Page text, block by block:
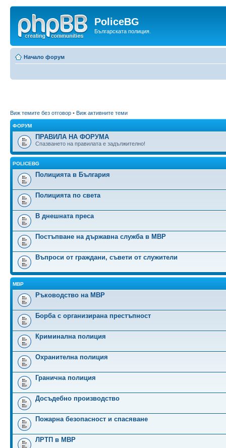
PoliceBG
Българската полиция.
Начало форум
Виж темите без отговор • Виж активните теми
ФОРУМ
ПРАВИЛА НА ФОРУМА
Спазването на правилата е задължително!
POLICEBG
Полицията в България
Полицията по света
В днешната преса
Постъпване на държавна служба в МВР
Въпроси от граждани, съвети от служители
МВР
Ръководство на МВР
Борба с организирана престъпност
Криминална полиция
Охранителна полиция
Гранична полиция
Досъдебно производство
Пожарна безопасност и спасяване
ЛРТП в МВР